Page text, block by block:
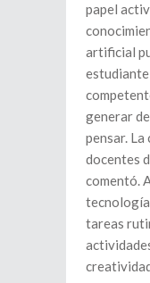
papel
artificial
estudiante
generar
pensar. La
docentes
comentó.
tareas